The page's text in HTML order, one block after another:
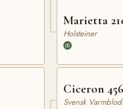
Marietta
Holsteiner
Ciceron 456
Svensk